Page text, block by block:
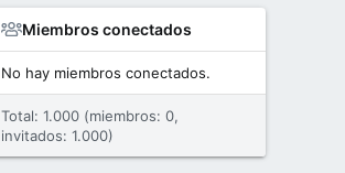
Miembros conectados
No hay miembros conectados.
Total: 1.000 (miembros: 0,
invitados: 1.000)